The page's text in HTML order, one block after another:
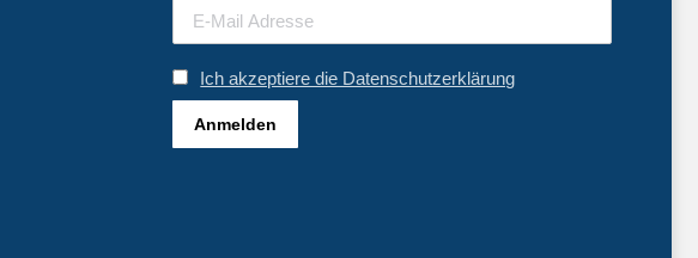
Ich akzeptiere die Datenschutzerklärung